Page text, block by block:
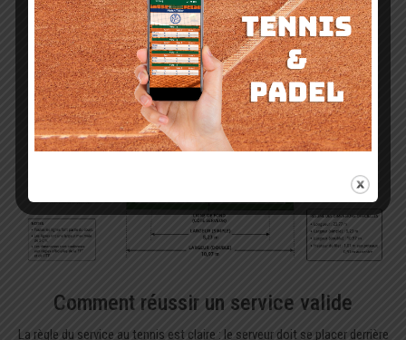
Comment réussir un service valide
La règle du service au tennis est claire : le serveur doit se placer derrière